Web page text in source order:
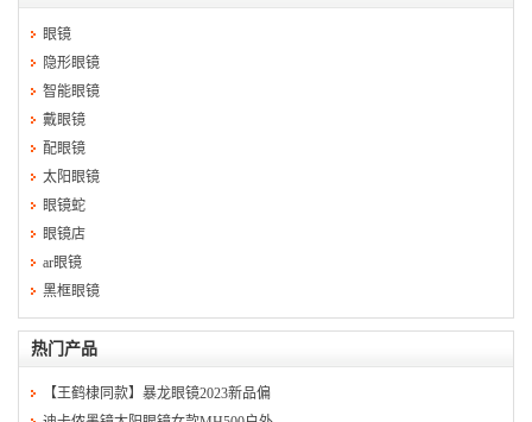
眼镜
隐形眼镜
智能眼镜
戴眼镜
配眼镜
太阳眼镜
眼镜蛇
眼镜店
ar眼镜
黑框眼镜
热门产品
【王鹤棣同款】暴龙眼镜2023新品偏